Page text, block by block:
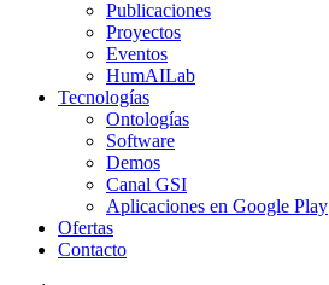
Publicaciones
Proyectos
Eventos
HumAILab
Tecnologías
Ontologías
Software
Demos
Canal GSI
Aplicaciones en Google Play
Ofertas
Contacto